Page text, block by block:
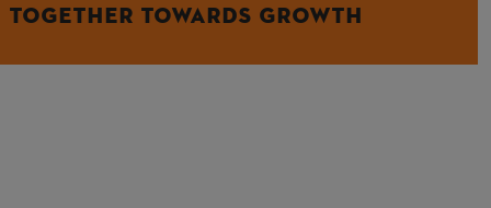
TOGETHER TOWARDS GROWTH